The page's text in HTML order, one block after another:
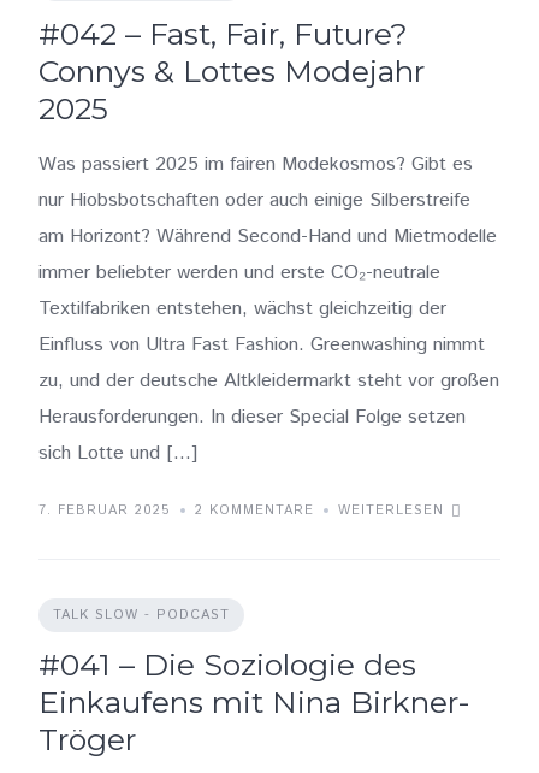
#042 – Fast, Fair, Future?
Connys & Lottes Modejahr
2025
Was passiert 2025 im fairen Modekosmos? Gibt es
nur Hiobsbotschaften oder auch einige Silberstreife
am Horizont? Während Second-Hand und Mietmodelle
immer beliebter werden und erste CO₂-neutrale
Textilfabriken entstehen, wächst gleichzeitig der
Einfluss von Ultra Fast Fashion. Greenwashing nimmt
zu, und der deutsche Altkleidermarkt steht vor großen
Herausforderungen. In dieser Special Folge setzen
sich Lotte und […]
7. FEBRUAR 2025 2 KOMMENTARE WEITERLESEN
TALK SLOW - PODCAST
#041 – Die Soziologie des
Einkaufens mit Nina Birkner-
Tröger